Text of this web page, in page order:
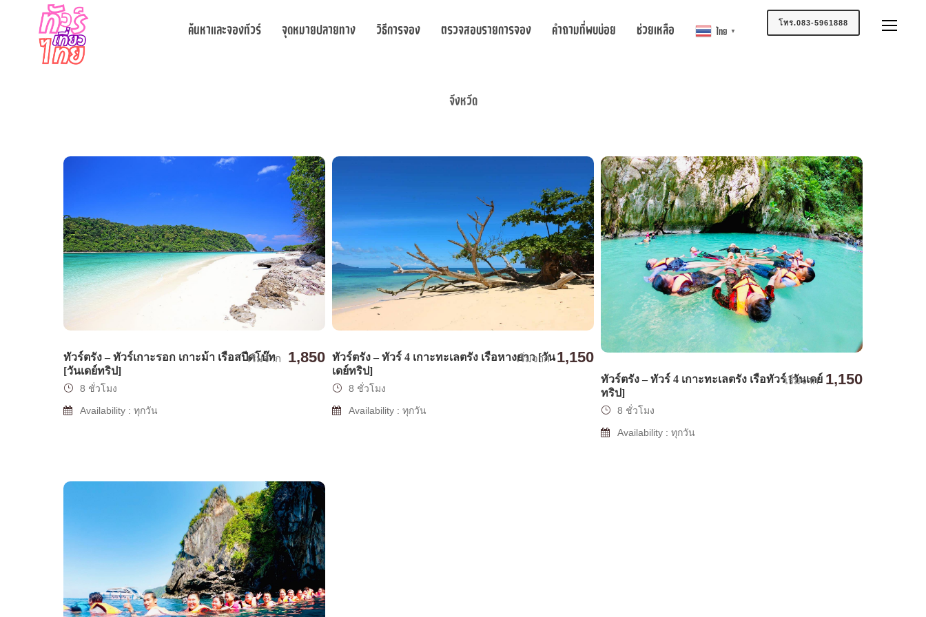
ค้นหาและจองทัวร์ จุดหมายปลายทาง วิธีการจอง ตรวจสอบรายการจอง คำถามที่พบบ่อย ช่วยเหลือ ไทย ▼
โทร.083-5961888
จังหวัด
ทัวร์ตรัง – ทัวร์เกาะรอก เกาะม้า เรือสปีดโบ๊ท
[วันเดย์ทริป]
เริ่มจาก 1,850
8 ชั่วโมง
Availability : ทุกวัน
ทัวร์ตรัง – ทัวร์ 4 เกาะทะเลตรัง เรือหางยาว [วัน
เดย์ทริป]
เริ่มจาก 1,150
8 ชั่วโมง
Availability : ทุกวัน
ทัวร์ตรัง – ทัวร์ 4 เกาะทะเลตรัง เรือทัวร์ [วันเดย์
ทริป]
เริ่มจาก 1,150
8 ชั่วโมง
Availability : ทุกวัน